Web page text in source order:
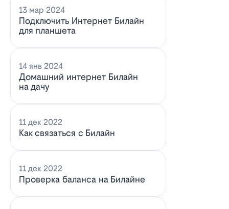
13 мар 2024
Подключить Интернет Билайн
для планшета
14 янв 2024
Домашний интернет Билайн
на дачу
11 дек 2022
Как связаться с Билайн
11 дек 2022
Проверка баланса на Билайне